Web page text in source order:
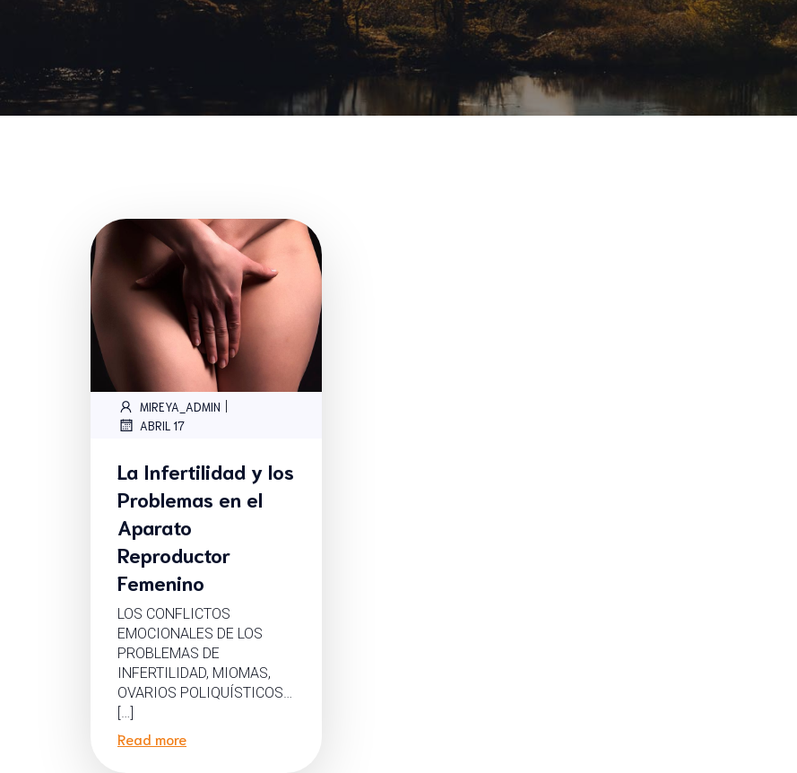
MIREYA_ADMIN
ABRIL 17
La Infertilidad y los
Problemas en el
Aparato
Reproductor
Femenino
LOS CONFLICTOS
EMOCIONALES DE LOS
PROBLEMAS DE
INFERTILIDAD, MIOMAS,
OVARIOS POLIQUÍSTICOS…
[…]
Read more